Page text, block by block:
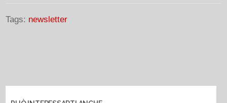
Tags: newsletter